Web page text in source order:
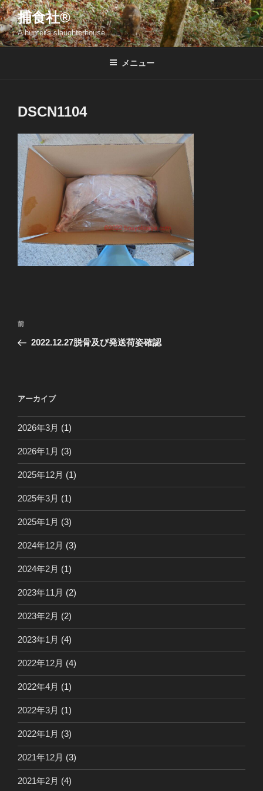
コ
ン
テ
ン
捕食社®
A hunter's slaughterhouse
メニュー
DSCN1104
投
ナ
ー
シ
ョ
ン
前
の
前
2022.12.27脱骨及び発送荷姿確認
アーカイブ
2026年3月 (1)
2026年1月 (3)
2025年12月 (1)
2025年3月 (1)
2025年1月 (3)
2024年12月 (3)
2024年2月 (1)
2023年11月 (2)
2023年2月 (2)
2023年1月 (4)
2022年12月 (4)
2022年4月 (1)
2022年3月 (1)
2022年1月 (3)
2021年12月 (3)
2021年2月 (4)